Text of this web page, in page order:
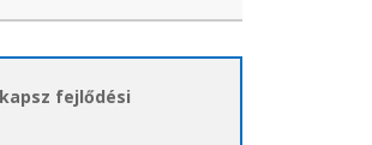
fejlődési